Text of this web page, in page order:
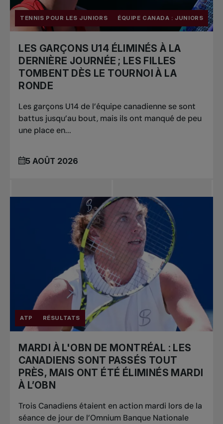
TENNIS POUR LES JUNIORS ÉQUIPE CANADA : JUNIORS
LES GARÇONS U14 ÉLIMINÉS À LA
DERNIÈRE JOURNÉE ; LES FILLES
TOMBENT DÈS LE TOURNOI À LA
RONDE
Les garçons U14 de l’équipe canadienne se sont
battus jusqu’au bout, mais ils ont manqué de peu
une place en...
5 AOÛT 2026
ATP RÉSULTATS
MARDI À L'OBN DE MONTRÉAL : LES
CANADIENS SONT PASSÉS TOUT
PRÈS, MAIS ONT ÉTÉ ÉLIMINÉS MARDI
À L’OBN
Trois Canadiens étaient en action mardi lors de la
séance de jour de l’Omnium Banque Nationale